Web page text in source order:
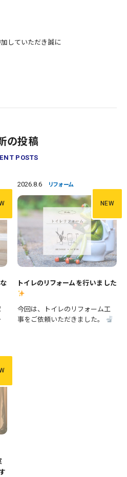
していただき誠に
の投稿
POSTS
2026.8.6 リフォーム
NEW
トイレのリフォームを行いました
今回は、トイレのリフォーム工
事をご依頼いただきました。